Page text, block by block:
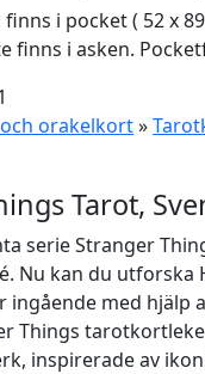
finns i pocket ( 52 x
finns i asken.
orakelkort»
Tarot,
serie Stranger
Nu kan du utforska
ingående med hjälp
Things
inspirerade av